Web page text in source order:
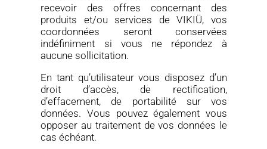
recevoir des offres concernant des
produits et/ou services deVIKIÜ, vos
coordonnées seront conservées
indéfiniment si vous ne répondez à
aucune sollicitation.
En tant qu’utilisateur vous disposez d’un
droit d’accès, de rectification,
d’effacement, de portabilité sur vos
données. Vous pouvez également vous
opposer au traitement de vos données le
cas échéant.